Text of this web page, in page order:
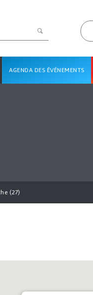
AGENDA DES ÉVÉNEMENTS
(27)